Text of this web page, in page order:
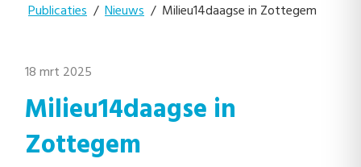
Publicaties / Nieuws / Milieu14daagse in Zottegem
18 mrt 2025
Milieu14daagse in
Zottegem